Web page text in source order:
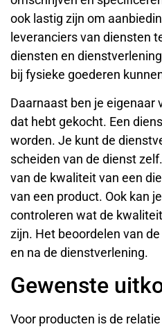
ook lastig zijn om
leveranciers van diensten
diensten en
bij fysieke goederen
Daarnaast ben je eigenaar
dat hebt gekocht. Een
worden. Je kunt de
scheiden van de dienst
van de kwaliteit van een
van een product. Ook kan
controleren wat de
zijn. Het beoordelen van
en na de dienstverlening.
Gewenste
Voor producten is de